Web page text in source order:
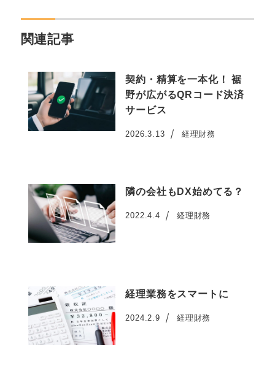
関連記事
契約・精算を一本化！ 裾
野が広がるQRコード決済
サービス
投稿日
2026.3.13 経理財務
隣の会社もDX始めてる？
投稿日
2022.4.4 経理財務
経理業務をスマートに
投稿日
2024.2.9 経理財務